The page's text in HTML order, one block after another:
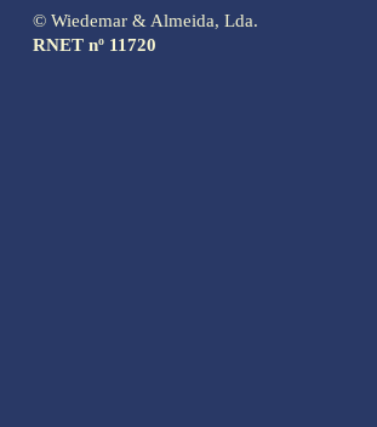
© Wiedemar & Almeida, Lda.
RNET nº 11720